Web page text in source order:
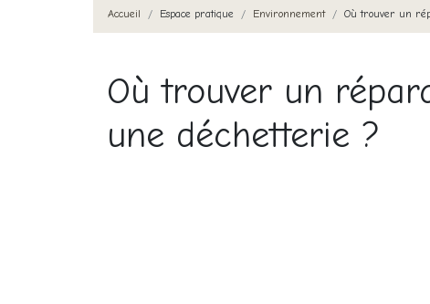
Accueil Espace pratique Environnement Où trouver un
Où trouver un
une déchetterie ?